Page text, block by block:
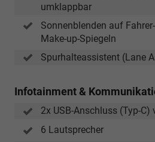
umklappbar
Sonnenblenden auf
Make-up-Spiegeln
Spurhalteassistent (Lane
Infotainment &
2x USB-Anschluss (Typ-C)
6 Lautsprecher